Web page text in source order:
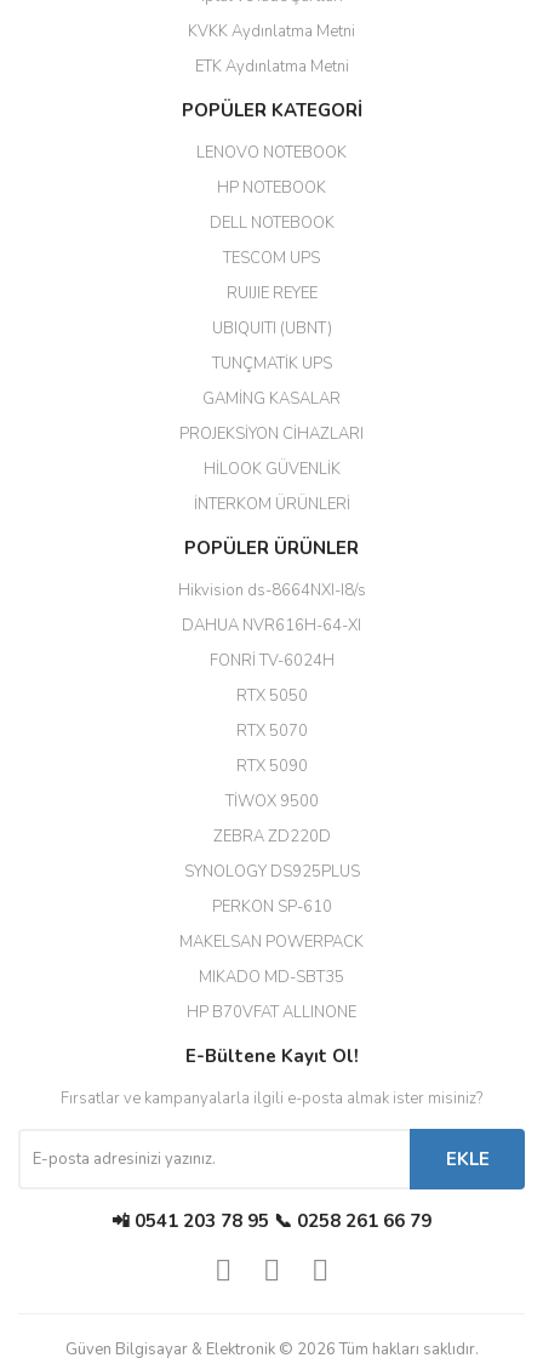
ahmet yiğit | 29/04/2026
Aldığım ürün kapalı kutu teslim
edildi. Teşekkür ederim.
GÜRKAN KETHÜDAOĞLU |
Her şey için teşekkür ederim çok
Erdal Cingöz | 07/02/2026
Başarılı. Bu vasıfta bir ürünü bu
kadar uygun fiyata bulabilmek
büyük şans. Güvenliticaret
(HIKVISION DS-3E0326P-E/M(B)
EROL ÇAKMAK | 26/12/2025
Diğer yorumları göster
KVKK Aydınlatma Metni
ETK Aydınlatma Metni
POPÜLER KATEGORİ
LENOVO NOTEBOOK
HP NOTEBOOK
DELL NOTEBOOK
TESCOM UPS
RUIJIE REYEE
UBIQUITI (UBNT)
TUNÇMATİK UPS
GAMİNG KASALAR
PROJEKSİYON CİHAZLARI
HİLOOK GÜVENLİK
İNTERKOM ÜRÜNLERİ
POPÜLER ÜRÜNLER
Hikvision ds-8664NXI-I8/s
DAHUA NVR616H-64-XI
FONRİ TV-6024H
RTX 5050
RTX 5070
RTX 5090
TİWOX 9500
ZEBRA ZD220D
SYNOLOGY DS925PLUS
PERKON SP-610
MAKELSAN POWERPACK
MIKADO MD-SBT35
HP B70VFAT ALLINONE
E-Bültene Kayıt Ol!
Fırsatlar ve kampanyalarla ilgili e-posta almak ister misiniz?
EKLE
📲 0541 203 78 95 📞 0258 261 66 79
Güven Bilgisayar & Elektronik © 2026 Tüm hakları saklıdır.